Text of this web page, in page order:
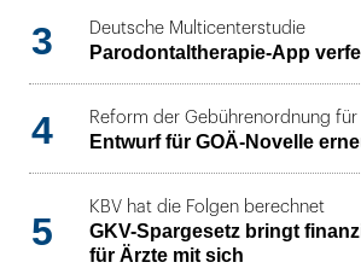
3 Deutsche Multicenterstudie
Parodontaltherapie-App
4 Reform der Gebührenordnung für
Entwurf für GOÄ-Novelle
5
KBV hat die Folgen berechnet
GKV-Spargesetz bringt
für Ärzte mit sich